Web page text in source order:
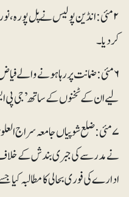
۲ مئی : انڈین پولیس نے پل پورہ،
کردیا۔
۶ مئی : ضمانت پر رہاہونے والے
لیے ان کے ٹخنوں کے ساتھ’ جی پی
۷ مئی : ضلع شوپیاں جامعہ سراج
نے مدرسے کی جبری بندش کے
ادارے کی فوری بحالی کا مطالبہ کیا